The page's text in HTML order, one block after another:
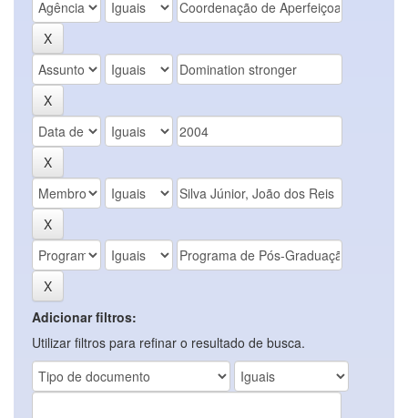
Adicionar filtros:
Utilizar filtros para refinar o resultado de busca.